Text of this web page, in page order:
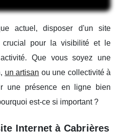
actuel, disposer d'un site
crucial pour la visibilité et le
Que vous soyez une
un artisan ou une collectivité à
une présence en ligne bien
est-ce si important ?
Internet à Cabrières